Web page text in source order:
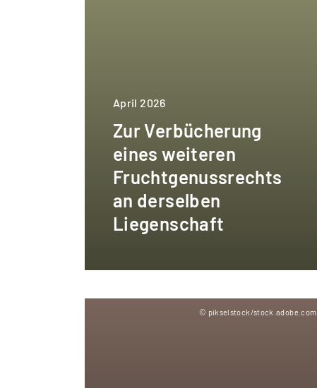
April 2026
Zur Verbücherung
eines weiteren
Fruchtgenussrechts
an derselben
Liegenschaft
© pikselstock/stock.adobe.com